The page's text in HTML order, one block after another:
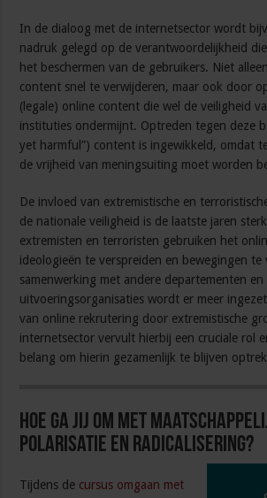
In de dialoog met de internetsector wordt
nadruk gelegd op de verantwoordelijkheid
het beschermen van de gebruikers. Niet
content snel te verwijderen, maar ook door
(legale) online content die wel de veiligheid
instituties ondermijnt. Optreden tegen deze
yet harmful”) content is ingewikkeld, omdat
de vrijheid van meningsuiting moet worden
De invloed van extremistische en
de nationale veiligheid is de laatste jaren
extremisten en terroristen gebruiken het
ideologieën te verspreiden en bewegingen
samenwerking met andere departementen en
uitvoeringsorganisaties wordt er meer
van online rekrutering door extremistische
internetsector vervult hierbij een cruciale rol
belang om hierin gezamenlijk te blijven
Hoe ga jij om met
polarisatie en radicalisering?
Tijdens de cursus omgaan met